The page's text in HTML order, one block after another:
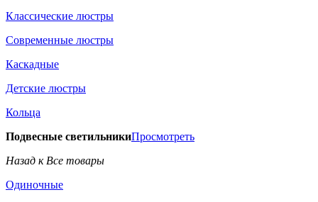
Классические люстры
Современные люстры
Каскадные
Детские люстры
Кольца
Подвесные светильникиПросмотреть
Назад к Все товары
Одиночные